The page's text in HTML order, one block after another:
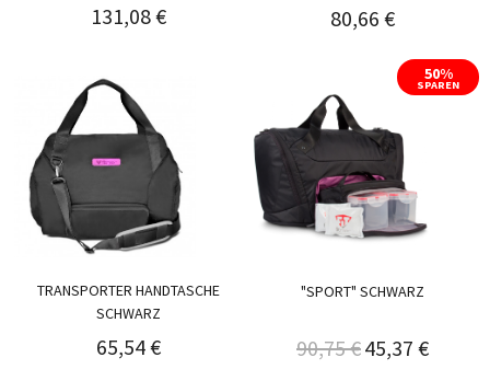
131,08 € 80,66 €
TRANSPORTER HANDTASCHE
SCHWARZ
65,54 €
50%
SPAREN
"SPORT" SCHWARZ
90,75 €45,37 €